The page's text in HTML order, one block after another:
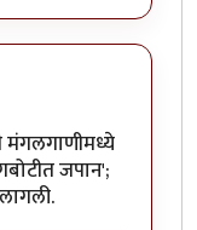
मंगलगाणीमध्ये
जपान';